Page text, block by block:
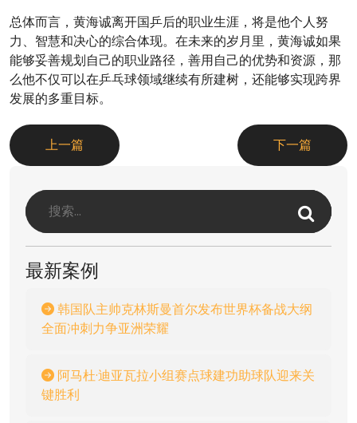
总体而言，黄海诚离开国乒后的职业生涯，将是他个人努
力、智慧和决心的综合体现。在未来的岁月里，黄海诚如果
能够妥善规划自己的职业路径，善用自己的优势和资源，那
么他不仅可以在乒乓球领域继续有所建树，还能够实现跨界
发展的多重目标。
上一篇 下一篇
最新案例
韩国队主帅克林斯曼首尔发布世界杯备战大纲
全面冲刺力争亚洲荣耀
阿马杜·迪亚瓦拉小组赛点球建功助球队迎来关
键胜利